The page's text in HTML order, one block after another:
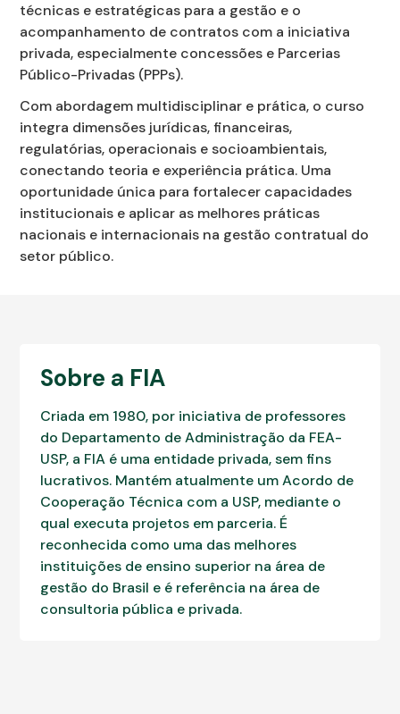
técnicas e estratégicas para a gestão e o
acompanhamento de contratos com a iniciativa
privada, especialmente concessões e Parcerias
Público-Privadas (PPPs).
Com abordagem multidisciplinar e prática, o curso
integra dimensões jurídicas, financeiras,
regulatórias, operacionais e socioambientais,
conectando teoria e experiência prática. Uma
oportunidade única para fortalecer capacidades
institucionais e aplicar as melhores práticas
nacionais e internacionais na gestão contratual do
setor público.
Sobre a FIA
Criada em 1980, por iniciativa de professores
do Departamento de Administração da FEA-
USP, a FIA é uma entidade privada, sem fins
lucrativos. Mantém atualmente um Acordo de
Cooperação Técnica com a USP, mediante o
qual executa projetos em parceria. É
reconhecida como uma das melhores
instituições de ensino superior na área de
gestão do Brasil e é referência na área de
consultoria pública e privada.